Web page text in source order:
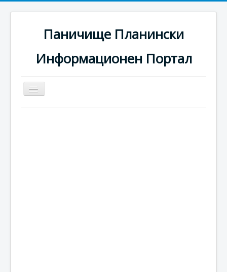
Паничище Планински
Информационен Портал
Превключи
навигация